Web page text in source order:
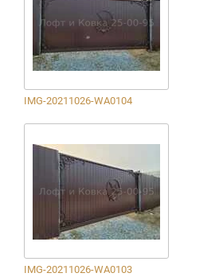
IMG-20211026-WA0104
IMG-20211026-WA0103